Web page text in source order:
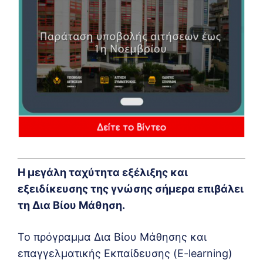
Η μεγάλη ταχύτητα εξέλιξης και
εξειδίκευσης της γνώσης σήμερα επιβάλει
τη Δια Βίου Μάθηση.
Το πρόγραμμα Δια Βίου Μάθησης και
επαγγελματικής Εκπαίδευσης (E-learning)